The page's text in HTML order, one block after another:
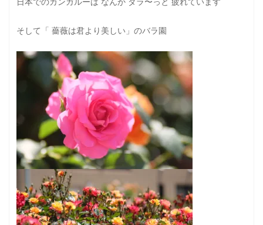
そして「 薔薇は君より美しい」のバラ園